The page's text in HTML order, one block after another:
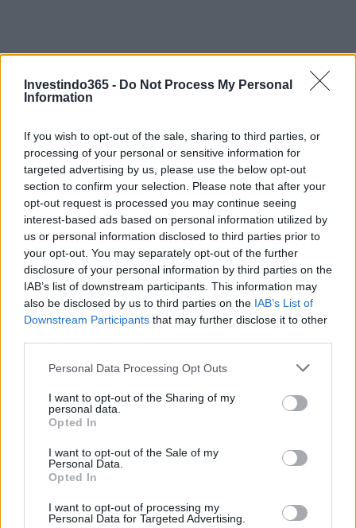
Investindo365 - Do Not Process My Personal
Information
If you wish to opt-out of the sale, sharing to third parties, or
processing of your personal or sensitive information for
targeted advertising by us, please use the below opt-out
section to confirm your selection. Please note that after your
opt-out request is processed you may continue seeing
interest-based ads based on personal information utilized by
us or personal information disclosed to third parties prior to
your opt-out. You may separately opt-out of the further
disclosure of your personal information by third parties on the
IAB’s list of downstream participants. This information may
also be disclosed by us to third parties on the IAB’s List of
Downstream Participants that may further disclose it to other
Please note that this website/app uses one or more Google
not limited to your visit or usage behaviour. You may click to
grant or deny consent to Google and its third-party tags to
use your data for below specified purposes in below Google
consent section.
Personal Data Processing Opt Outs
I want to opt-out of the Sharing of my
personal data.
Opted In
I want to opt-out of the Sale of my
Personal Data.
Opted In
I want to opt-out of processing my
Personal Data for Targeted Advertising.
Continue lendo